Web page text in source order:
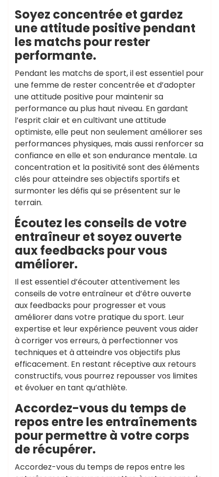
Soyez concentrée et gardez
une attitude positive pendant
les matchs pour rester
performante.
Pendant les matchs de sport, il est essentiel pour
une femme de rester concentrée et d’adopter
une attitude positive pour maintenir sa
performance au plus haut niveau. En gardant
l’esprit clair et en cultivant une attitude
optimiste, elle peut non seulement améliorer ses
performances physiques, mais aussi renforcer sa
confiance en elle et son endurance mentale. La
concentration et la positivité sont des éléments
clés pour atteindre ses objectifs sportifs et
surmonter les défis qui se présentent sur le
terrain.
Écoutez les conseils de votre
entraîneur et soyez ouverte
aux feedbacks pour vous
améliorer.
Il est essentiel d’écouter attentivement les
conseils de votre entraîneur et d’être ouverte
aux feedbacks pour progresser et vous
améliorer dans votre pratique du sport. Leur
expertise et leur expérience peuvent vous aider
à corriger vos erreurs, à perfectionner vos
techniques et à atteindre vos objectifs plus
efficacement. En restant réceptive aux retours
constructifs, vous pourrez repousser vos limites
et évoluer en tant qu’athlète.
Accordez-vous du temps de
repos entre les entraînements
pour permettre à votre corps
de récupérer.
Accordez-vous du temps de repos entre les